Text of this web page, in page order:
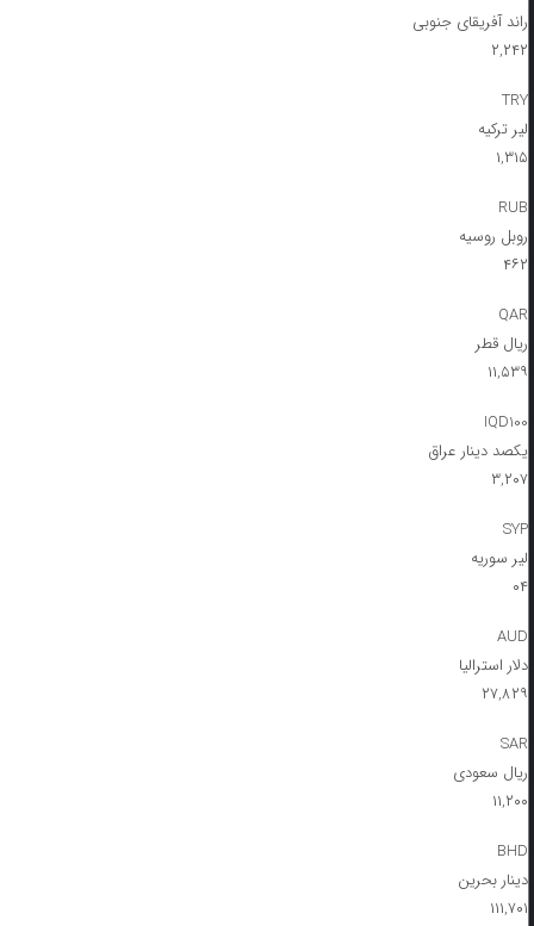
راند آفریقای جنوبی
۲,۲۴۲
TRY
لیر ترکیه
۱,۳۱۵
RUB
روبل روسیه
۴۶۲
QAR
ریال قطر
۱۱,۵۳۹
IQD100
یکصد دینار عراق
۳,۲۰۷
SYP
لیر سوریه
۰۴
AUD
دلار استرالیا
۲۷,۸۲۹
SAR
ریال سعودی
۱۱,۲۰۰
BHD
دینار بحرین
۱۱۱,۷۰۱